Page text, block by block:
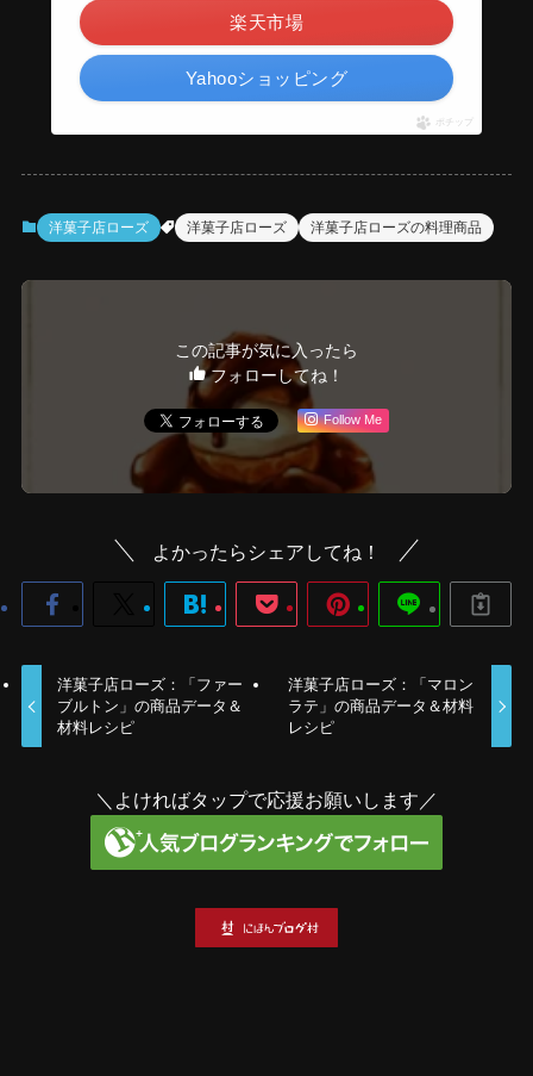
楽天市場
Yahooショッピング
ポチップ
洋菓子店ローズ 洋菓子店ローズ 洋菓子店ローズの料理商品
この記事が気に入ったら
フォローしてね！
Follow Me
よかったらシェアしてね！
洋菓子店ローズ：「ファー
ブルトン」の商品データ＆
材料レシピ
洋菓子店ローズ：「マロン
ラテ」の商品データ＆材料
レシピ
＼よければタップで応援お願いします／